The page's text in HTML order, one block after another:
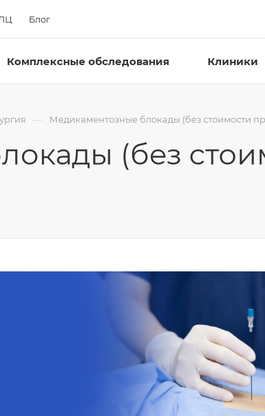
Блог
Комплексные обследования Клиники
— Медикаментозные блокады (без стоимости
(без